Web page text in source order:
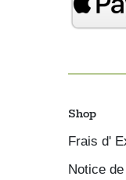
Shop
Frais d'
Notice